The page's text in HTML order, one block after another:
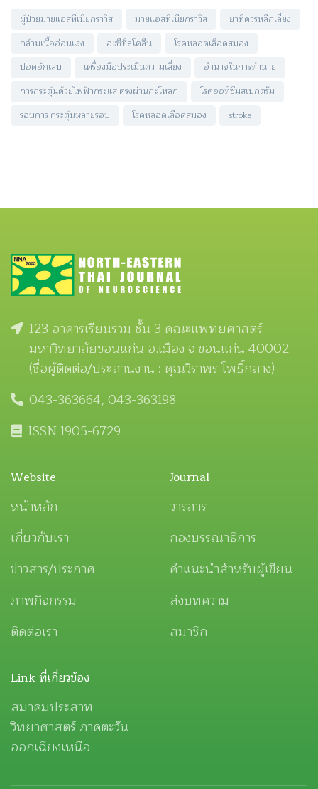
ผู้ป่วยมายแอสทีเนียกราวิส มายแอสทีเนียกราวิส
ยาที่ควรหลีกเลี่ยง
กล้ามเนื้ออ่อนแรง
อะซีทิลโคลีน
โรคหลอดเลือดสมอง
ปอดอักเสบ
เครื่องมือประเมินความเสี่ยง
อำนาจในการทำนาย
การกระตุ้นด้วยไฟฟ้ากระแส ตรงผ่านกะโหลก
โรคออทิซึมสเปกตรัม
รอบการ กระตุ้นหลายรอบ
โรคหลอดเลือดสมอง stroke
123 อาคารเรียนรวม ชั้น 3 คณะแพทยศาสตร์
มหาวิทยาลัยขอนแก่น อ.เมือง จ.ขอนแก่น 40002
(ชื่อผู้ติดต่อ/ประสานงาน : คุณวิราพร โพธิ์กลาง)
043-363664, 043-363198
ISSN 1905-6729
Website
หน้าหลัก
เกี่ยวกับเรา
ข่าวสาร/ประกาศ
ภาพกิจกรรม
ติดต่อเรา
Journal
วารสาร
กองบรรณาธิการ
คำแนะนำสำหรับผู้เขียน
ส่งบทความ
สมาชิก
Link ที่เกี่ยวข้อง
สมาคมประสาท
วิทยาศาสตร์ ภาคตะวัน
ออกเฉียงเหนือ